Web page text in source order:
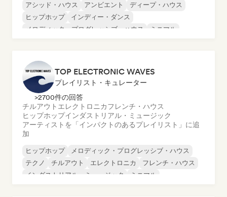
アシッド・ハウス アンビエント
ディープ・ハウス
ヒップホップ
インディー・ダンス
メロディック・プログレッシブ・ハウス
ミニマル
TOP ELECTRONIC WAVES
プレイリスト・キュレーター
>2700件の回答
チルアウト エレクトロニカフレンチ・ハウス
ヒップホップインダストリアル・ミュージック
アーティストを「インパクトのあるプレイリスト」に追
加
ヒップホップ
メロディック・プログレッシブ・ハウス
テクノ
チルアウト エレクトロニカ
フレンチ・ハウス
インダストリアル・ミュージック
ミニマル